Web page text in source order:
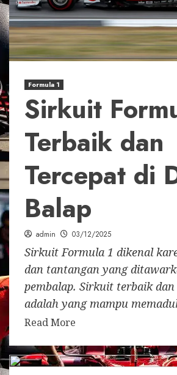
Formula 1
Sirkuit
Terbaik dan
Tercepat di
Balap
admin 03/12/2025
Sirkuit Formula 1 dikenal
dan tantangan yang
pembalap. Sirkuit terbaik
adalah yang mampu
Read More